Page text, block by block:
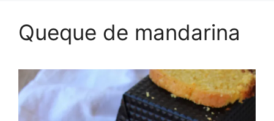
Queque de mandarina